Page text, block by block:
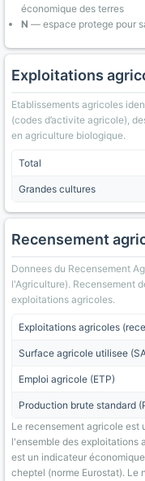
économique des terres
N — espace protege pour
Exploitations
Etablissements agricoles
(codes d’activite agricole),
en agriculture biologique.
Total
Grandes cultures
Recensement
Donnees du Recensement
l'Agriculture). Recensement
exploitations agricoles.
Exploitations agricoles
Surface agricole utilisee
Emploi agricole (ETP)
Production brute standard
Le recensement agricole
l'ensemble des exploitations
est un indicateur
cheptel (norme Eurostat). Le